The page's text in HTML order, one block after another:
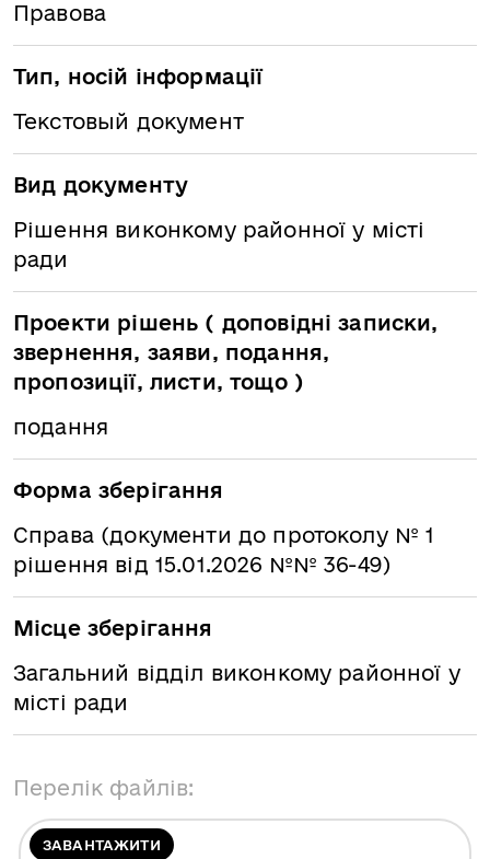
Правова
Тип, носій інформації
Текстовый документ
Вид документу
Рішення виконкому районної у місті
ради
Проекти рішень ( доповідні записки,
звернення, заяви, подання,
пропозиції, листи, тощо )
подання
Форма зберігання
Справа (документи до протоколу № 1
рішення від 15.01.2026 №№ 36-49)
Місце зберігання
Загальний відділ виконкому районної у
місті ради
Перелік файлів:
ЗАВАНТАЖИТИ